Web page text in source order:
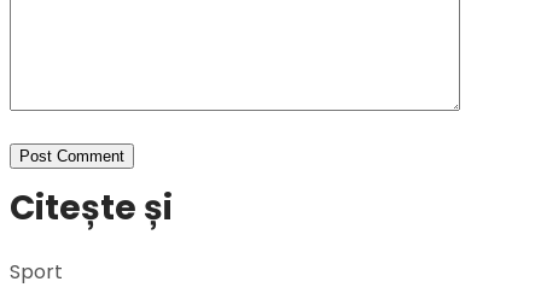
Citește și
Sport